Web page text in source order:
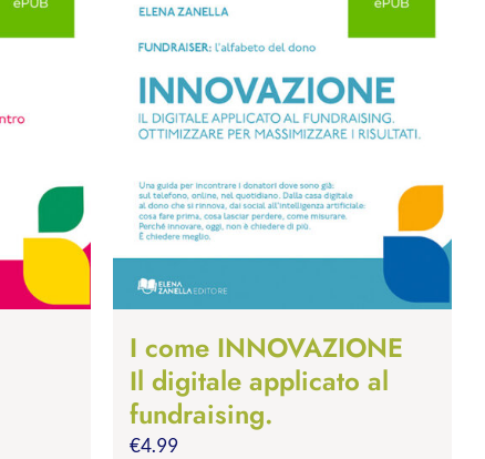
I come INNOVAZIONE
Il digitale applicato al
fundraising.
€4.99